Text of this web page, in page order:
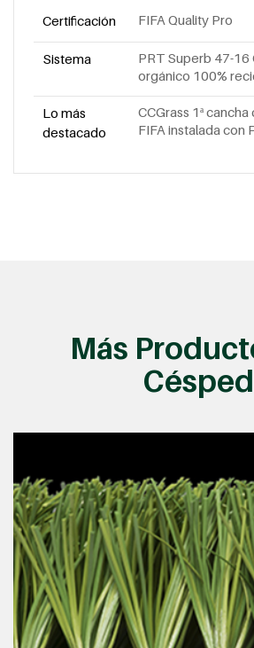
Certificación FIFA Quality Pro
Sistema
PRT Superb 47-16
orgánico 100%
Lo más
destacado
CCGrass 1ª
FIFA instalada con
Más
Césped